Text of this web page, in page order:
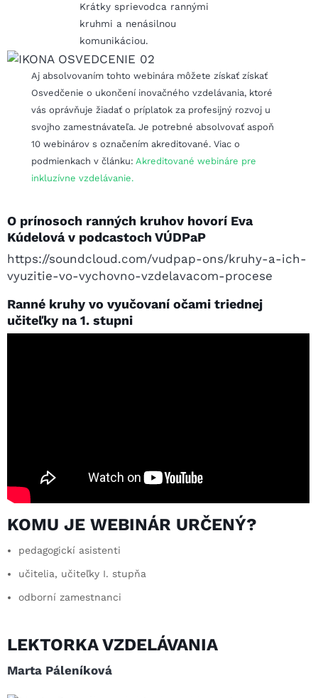
Krátky sprievodca rannými
kruhmi a nenásilnou
komunikáciou.
Aj absolvovaním tohto webinára môžete získať získať
Osvedčenie o ukončení inovačného vzdelávania, ktoré
vás oprávňuje žiadať o príplatok za profesijný rozvoj u
svojho zamestnávateľa. Je potrebné absolvovať aspoň
10 webinárov s označením akreditované. Viac o
podmienkach v článku: Akreditované webináre pre
inkluzívne vzdelávanie.
O prínosoch ranných kruhov hovorí Eva
Kúdelová v podcastoch VÚDPaP
https://soundcloud.com/vudpap-ons/kruhy-a-ich-
vyuzitie-vo-vychovno-vzdelavacom-procese
Ranné kruhy vo vyučovaní očami triednej
učiteľky na 1. stupni
KOMU JE WEBINÁR URČENÝ?
pedagogickí asistenti
učitelia, učiteľky I. stupňa
odborní zamestnanci
LEKTORKA VZDELÁVANIA
Marta Páleníková